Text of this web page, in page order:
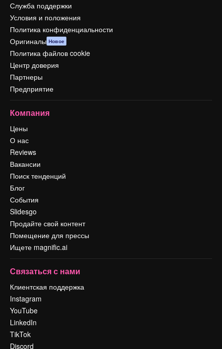
Служба поддержки
Условия и положения
Политика конфиденциальности
Оригиналы Новое
Политика файлов cookie
Центр доверия
Партнеры
Предприятие
Компания
Цены
О нас
Reviews
Вакансии
Поиск тенденций
Блог
События
Slidesgo
Продайте свой контент
Помещение для прессы
Ищете magnific.ai
Связаться с нами
Клиентская поддержка
Instagram
YouTube
LinkedIn
TikTok
Discord